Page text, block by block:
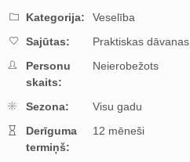
Kategorija:
Veselība
Sajūtas:
Praktiskas dāvanas,
Personu
skaits:
Neierobežots
Sezona:
Visu gadu
Derīguma
termiņš:
12 mēneši